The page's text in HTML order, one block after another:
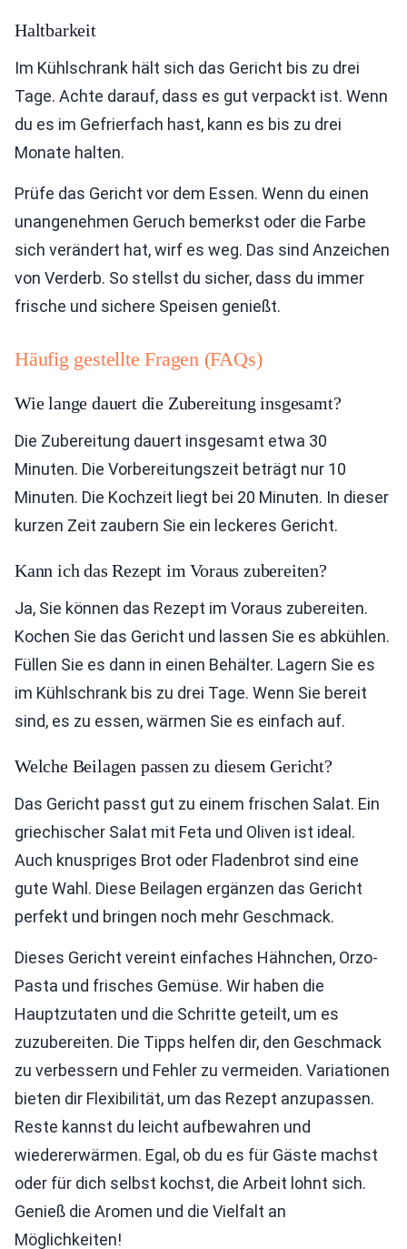
Haltbarkeit
Im Kühlschrank hält sich das Gericht bis zu drei
Tage. Achte darauf, dass es gut verpackt ist. Wenn
du es im Gefrierfach hast, kann es bis zu drei
Monate halten.
Prüfe das Gericht vor dem Essen. Wenn du einen
unangenehmen Geruch bemerkst oder die Farbe
sich verändert hat, wirf es weg. Das sind Anzeichen
von Verderb. So stellst du sicher, dass du immer
frische und sichere Speisen genießt.
Häufig gestellte Fragen (FAQs)
Wie lange dauert die Zubereitung insgesamt?
Die Zubereitung dauert insgesamt etwa 30
Minuten. Die Vorbereitungszeit beträgt nur 10
Minuten. Die Kochzeit liegt bei 20 Minuten. In dieser
kurzen Zeit zaubern Sie ein leckeres Gericht.
Kann ich das Rezept im Voraus zubereiten?
Ja, Sie können das Rezept im Voraus zubereiten.
Kochen Sie das Gericht und lassen Sie es abkühlen.
Füllen Sie es dann in einen Behälter. Lagern Sie es
im Kühlschrank bis zu drei Tage. Wenn Sie bereit
sind, es zu essen, wärmen Sie es einfach auf.
Welche Beilagen passen zu diesem Gericht?
Das Gericht passt gut zu einem frischen Salat. Ein
griechischer Salat mit Feta und Oliven ist ideal.
Auch knuspriges Brot oder Fladenbrot sind eine
gute Wahl. Diese Beilagen ergänzen das Gericht
perfekt und bringen noch mehr Geschmack.
Dieses Gericht vereint einfaches Hähnchen, Orzo-
Pasta und frisches Gemüse. Wir haben die
Hauptzutaten und die Schritte geteilt, um es
zuzubereiten. Die Tipps helfen dir, den Geschmack
zu verbessern und Fehler zu vermeiden. Variationen
bieten dir Flexibilität, um das Rezept anzupassen.
Reste kannst du leicht aufbewahren und
wiedererwärmen. Egal, ob du es für Gäste machst
oder für dich selbst kochst, die Arbeit lohnt sich.
Genieß die Aromen und die Vielfalt an
Möglichkeiten!